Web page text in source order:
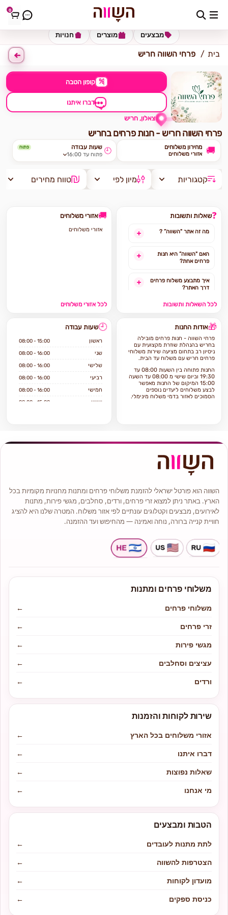
0 כתובת למשלוח הזינו כתובת
חנויות מוצרים מבצעים
בית פרחי השווה חריש
% קופון הטבה
דברו איתנו
צאלון, חריש
פרחי השווה חריש - חנות פרחים בחריש
מחירון משלוחים
אזורי משלוחים 🚚 שעות עבודה פתוח
פתוח עד 16:00 🕘
קטגוריות מיון לפי טווח מחירים
❓שאלות ותשובות
מה זה אתר "השווה” ?
האם "השווה” היא חנות
פרחים אחת?
איך מתבצע משלוח פרחים
דרך האתר?
האם ניתן להזמין משלוח
להזמין משלוחים?
אילו מוצרים אפשר להזמין
באתר?
לכל השאלות ותשובות
🚚אזורי משלוחים
אזורי משלוחים
לכל אזורי משלוחים
🎁אודות החנות
פרחי השווה - חנות פרחים מובילה
בחריש בהנהלת שוזרת מקצועית עם
ניסיון רב בתחום מציעה שירות משלוחי
פרחים חריש עם משלוח עד הבית.
החנות פתוחה בין השעות 08:00 עד
19:30 וביום שישי מ 08:00 עד השעה
15:00 המיקום של החנות מאפשר
לבצע משלוחים ליעדים נוספים
הסמוכים לאזור בדמי משלוח מינימלי.
איכות וטריות הפרחים, מלאי רחב
כל זר או סידור יגיע על בית המקבל על
ידי שליח מנוסה תוך הקפדה על טריות
ושלמות הפרחים.
איכותיים כגון: ורדים, סחלבים, ליליות,
חמניות, טוליפים, חרציות ועוד.
כל ההזמנות מתבצעות בטלפון או
בהזמנה דרך האתר אונליין וללא פערי
תיווך.
ברצונכם להתאים פרחים לאירוע אם
זה בר מצווה, יום הולדת או החלטתם
להתחתן פנו אלינו ונשמח לעזור
🕘שעות עבודה
ראשון 08:00 - 15:00
שני 08:00 - 16:00
שלישי 08:00 - 16:00
רביעי 08:00 - 16:00
חמישי 08:00 - 16:00
שישי 08:00 - 15:00
השווה הוא פורטל ישראלי להזמנת משלוחי פרחים ומתנות מחנויות מקומיות בכל
הארץ. באתר ניתן למצוא זרי פרחים, ורדים, סחלבים, מגשי פירות, מתנות
לאירועים, מבצעים וקטלוגים עונתיים לפי אזור משלוח. המטרה שלנו היא להציג
חוויית קנייה ברורה, נוחה ואמינה — מהחיפוש ועד ההזמנה.
משלוחי פרחים ומתנות
משלוחי פרחים
←
זרי פרחים
←
מגשי פירות
←
עציצים וסחלבים
←
ורדים
←
שירות לקוחות והזמנות
אזורי משלוחים בכל הארץ
←
דברו איתנו
←
שאלות נפוצות
←
מי אנחנו
←
הטבות ומבצעים
לתת מתנות לעובדים
←
הצטרפות להשווה
←
מועדון לקוחות
←
כניסת ספקים
←